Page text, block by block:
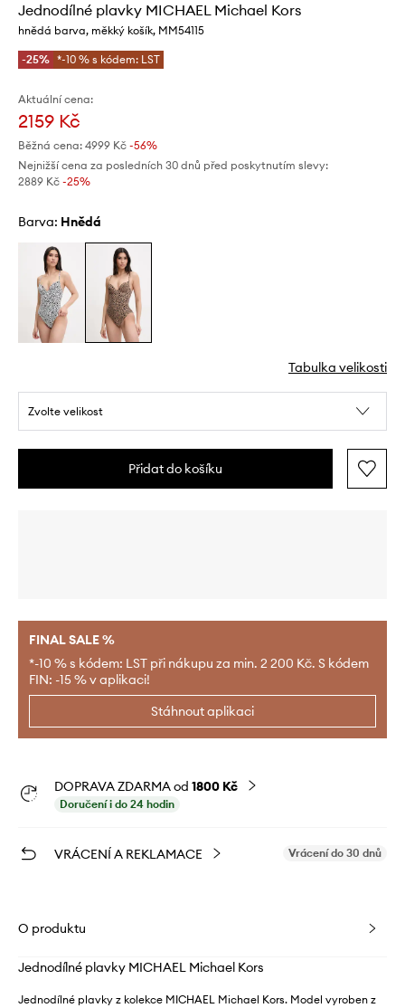
Jednodílné plavky MICHAEL Michael Kors
hnědá barva, měkký košík, MM54115
-25% *-10 % s kódem: LST
Aktuální cena:
2159 Kč
Běžná cena: 4999 Kč -56%
Nejnižší cena za posledních 30 dnů před poskytnutím slevy:
2889 Kč -25%
Barva: hnědá
Tabulka velikosti
Zvolte velikost
Přidat do košíku
FINAL SALE %
*-10 % s kódem: LST při nákupu za min. 2 200 Kč. S kódem
FIN: -15 % v aplikaci!
Stáhnout aplikaci
DOPRAVA ZDARMA od 1800 Kč
Doručení i do 24 hodin
VRÁCENÍ A REKLAMACE Vrácení do 30 dnů
O produktu
Jednodílné plavky MICHAEL Michael Kors
Jednodílné plavky z kolekce MICHAEL Michael Kors. Model vyroben z